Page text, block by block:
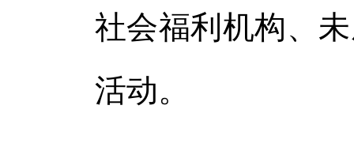
社会福利机构、
活动。